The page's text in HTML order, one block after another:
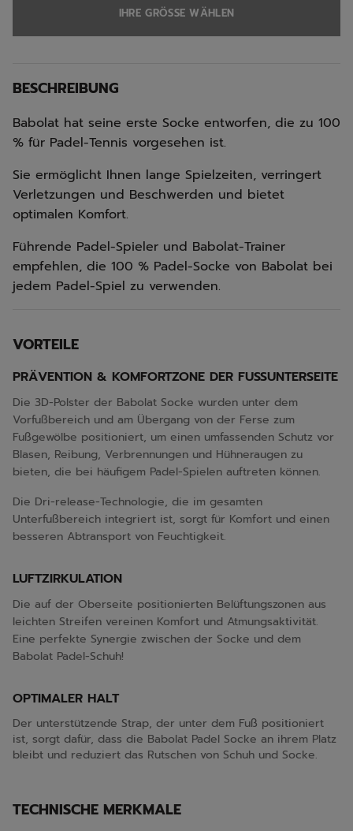
IHRE GRÖSSE WÄHLEN
BESCHREIBUNG
Babolat hat seine erste Socke entworfen, die zu 100
% für Padel-Tennis vorgesehen ist.
Sie ermöglicht Ihnen lange Spielzeiten, verringert
Verletzungen und Beschwerden und bietet
optimalen Komfort.
Führende Padel-Spieler und Babolat-Trainer
empfehlen, die 100 % Padel-Socke von Babolat bei
jedem Padel-Spiel zu verwenden.
VORTEILE
PRÄVENTION & KOMFORTZONE DER FUSSUNTERSEITE
Die 3D-Polster der Babolat Socke wurden unter dem
Vorfußbereich und am Übergang von der Ferse zum
Fußgewölbe positioniert, um einen umfassenden Schutz vor
Blasen, Reibung, Verbrennungen und Hühneraugen zu
bieten, die bei häufigem Padel-Spielen auftreten können.
Die Dri-release-Technologie, die im gesamten
Unterfußbereich integriert ist, sorgt für Komfort und einen
besseren Abtransport von Feuchtigkeit.
LUFTZIRKULATION
Die auf der Oberseite positionierten Belüftungszonen aus
leichten Streifen vereinen Komfort und Atmungsaktivität.
Eine perfekte Synergie zwischen der Socke und dem
Babolat Padel-Schuh!
OPTIMALER HALT
Der unterstützende Strap, der unter dem Fuß positioniert
ist, sorgt dafür, dass die Babolat Padel Socke an ihrem Platz
bleibt und reduziert das Rutschen von Schuh und Socke.
TECHNISCHE MERKMALE